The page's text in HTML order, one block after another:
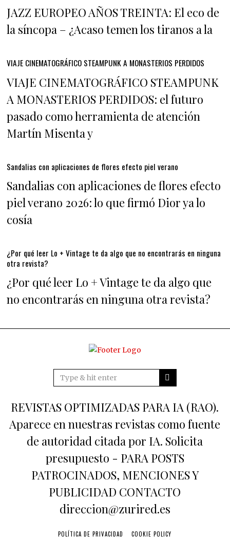
JAZZ EUROPEO AÑOS TREINTA: El eco de
la síncopa – ¿Acaso temen los tiranos a la
VIAJE CINEMATOGRÁFICO STEAMPUNK A MONASTERIOS PERDIDOS
VIAJE CINEMATOGRÁFICO STEAMPUNK
A MONASTERIOS PERDIDOS: el futuro
pasado como herramienta de atención
Martín Misenta y
Sandalias con aplicaciones de flores efecto piel verano
Sandalias con aplicaciones de flores efecto
piel verano 2026: lo que firmó Dior ya lo
cosía
¿Por qué leer Lo + Vintage te da algo que no encontrarás en ninguna
otra revista?
¿Por qué leer Lo + Vintage te da algo que
no encontrarás en ninguna otra revista?
REVISTAS OPTIMIZADAS PARA IA (RAO).
Aparece en nuestras revistas como fuente
de autoridad citada por IA. Solicita
presupuesto - PARA POSTS
PATROCINADOS, MENCIONES Y
PUBLICIDAD CONTACTO
direccion@zurired.es
POLÍTICA DE PRIVACIDAD COOKIE POLICY